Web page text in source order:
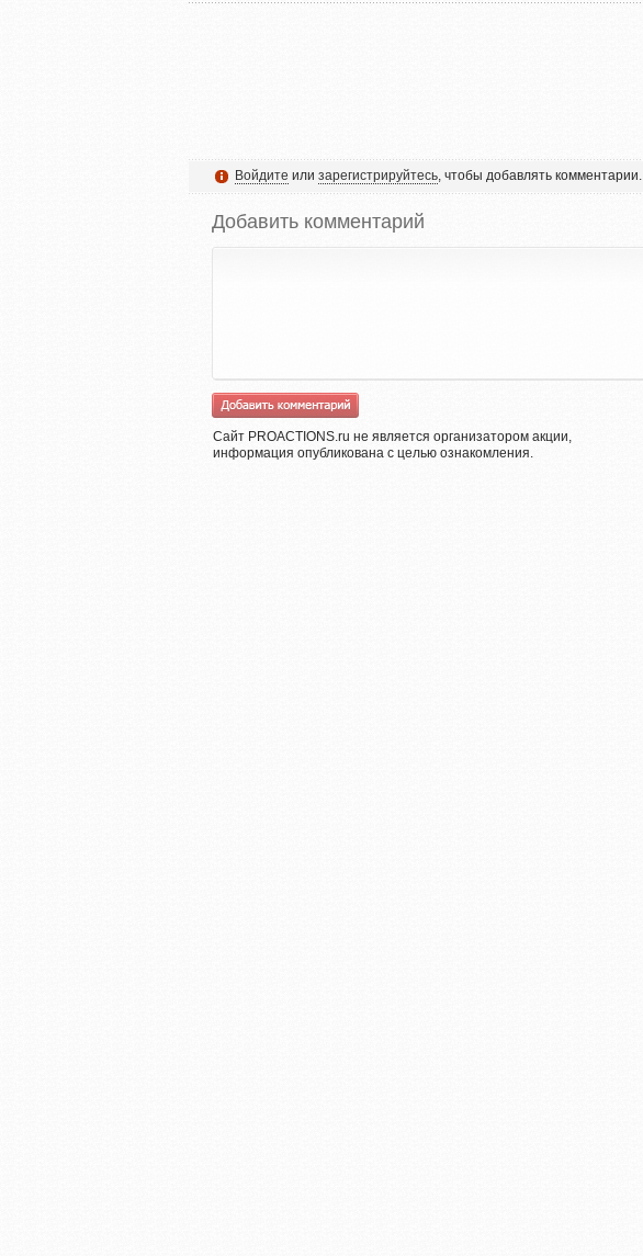
Войдите или зарегистрируйтесь, чтобы добавлять комментарии.
Добавить комментарий
Сайт PROACTIONS.ru не является организатором акции,
информация опубликована с целью ознакомления.